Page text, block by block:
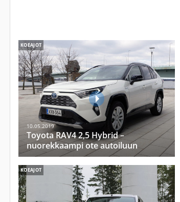
KOEAJOT
10.05.2019
Toyota RAV4 2,5 Hybrid –
nuorekkaampi ote autoiluun
KOEAJOT